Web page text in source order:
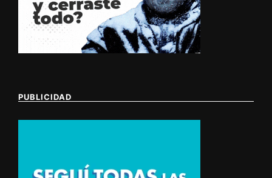
PUBLICIDAD